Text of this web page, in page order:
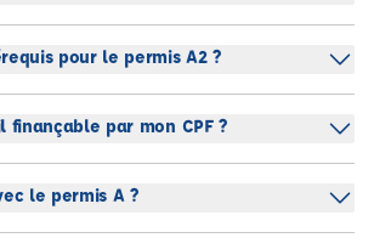
pour le permis A2 ?
finançable par mon CPF ?
le permis A ?